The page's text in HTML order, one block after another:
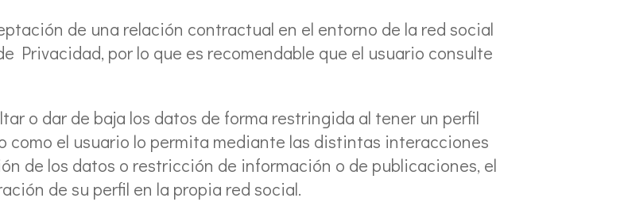
de una relación contractual en el entorno de la red social
Privacidad, por lo que es recomendable que el usuario consulte
o dar de baja los datos de forma restringida al tener un perfil
el usuario lo permita mediante las distintas interacciones
de los datos o restricción de información o de publicaciones, el
de su perfil en la propia red social.